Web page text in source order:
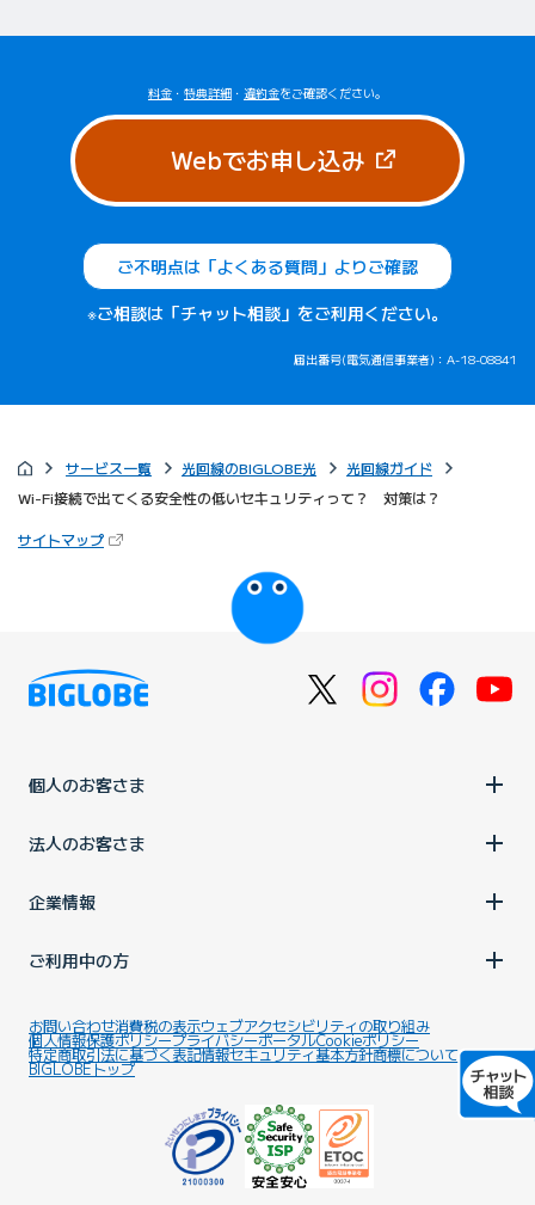
料金 ・ 特典詳細 ・ 違約金をご確認ください。
Webでお申し込み（新しいタブ
ご不明点は「よくある質問」よりご確認
※ご相談は「チャット相談」をご利用ください。
届出番号(電気通信事業者)：A-18-08841
サービス一覧 光回線のBIGLOBE光
光回線ガイド
Wi-Fi接続で出てくる安全性の低いセキュリティって？ 対策は？
サイトマップ（新しいタブで開きます）
個人のお客さま
法人のお客さま
企業情報
ご利用中の方
お問い合わせ消費税の表示ウェブアクセシビリティの取り組み
個人情報保護ポリシープライバシーポータルCookieポリシー
特定商取引法に基づく表記情報セキュリティ基本方針商標について
BIGLOBEトップ